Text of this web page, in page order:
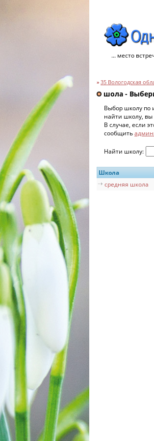
... место
» 35 Вологодская
шола -
Выбор школу по
найти школу, вы
В случае, если
сообщить
Найти школу:
Школа
средняя школа